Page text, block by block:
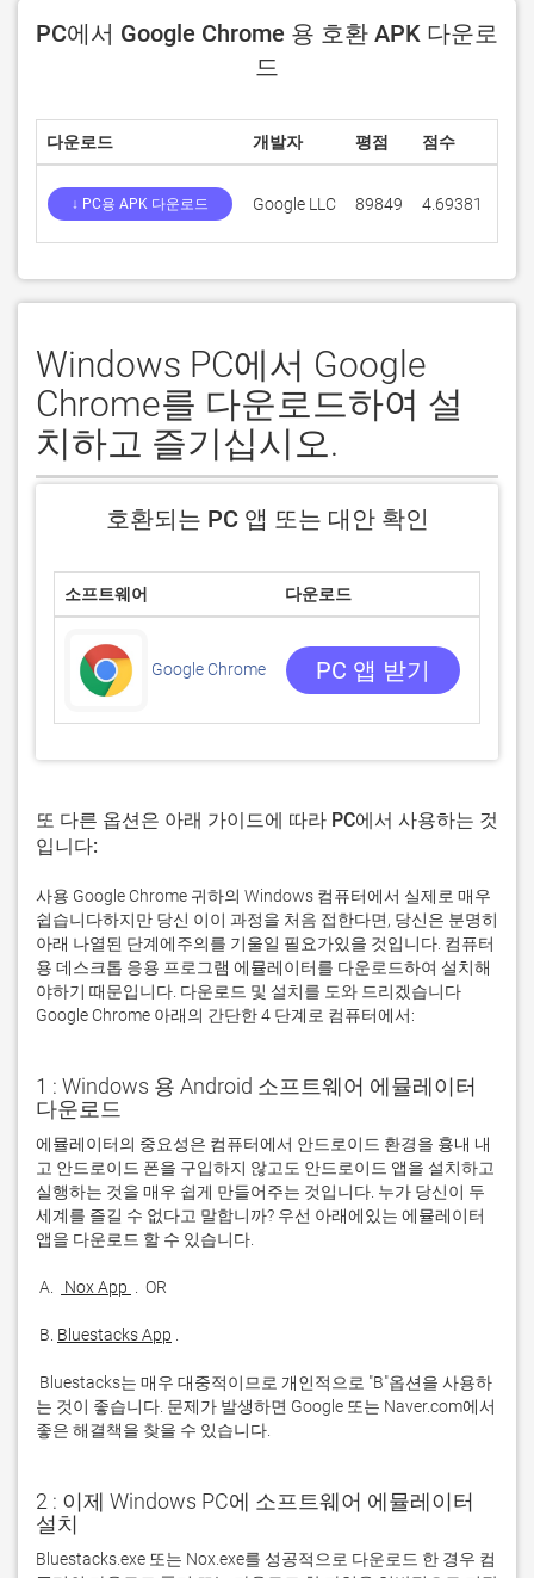
PC에서 Google Chrome 용 호환 APK 다운로
드
다운로드 개발자 평점 점수
↓ PC용 APK 다운로드 Google LLC 89849 4.69381
Windows PC에서 Google
Chrome를 다운로드하여 설
치하고 즐기십시오.
호환되는 PC 앱 또는 대안 확인
소프트웨어 다운로드
Google Chrome PC 앱 받기
또 다른 옵션은 아래 가이드에 따라 PC에서 사용하는 것
입니다:
사용 Google Chrome 귀하의 Windows 컴퓨터에서 실제로 매우
쉽습니다하지만 당신 이이 과정을 처음 접한다면, 당신은 분명히
아래 나열된 단계에주의를 기울일 필요가있을 것입니다. 컴퓨터
용 데스크톱 응용 프로그램 에뮬레이터를 다운로드하여 설치해
야하기 때문입니다. 다운로드 및 설치를 도와 드리겠습니다
Google Chrome 아래의 간단한 4 단계로 컴퓨터에서:
1 : Windows 용 Android 소프트웨어 에뮬레이터
다운로드
에뮬레이터의 중요성은 컴퓨터에서 안드로이드 환경을 흉내 내
고 안드로이드 폰을 구입하지 않고도 안드로이드 앱을 설치하고
실행하는 것을 매우 쉽게 만들어주는 것입니다. 누가 당신이 두
세계를 즐길 수 없다고 말합니까? 우선 아래에있는 에뮬레이터
A. Nox App
B. Bluestacks App
는 것이 좋습니다. 문제가 발생하면 Google 또는 Naver.com에서
좋은 해결책을 찾을 수 있습니다.
2 : 이제 Windows PC에 소프트웨어 에뮬레이터
설치
Bluestacks.exe 또는 Nox.exe를 성공적으로 다운로드 한 경우 컴